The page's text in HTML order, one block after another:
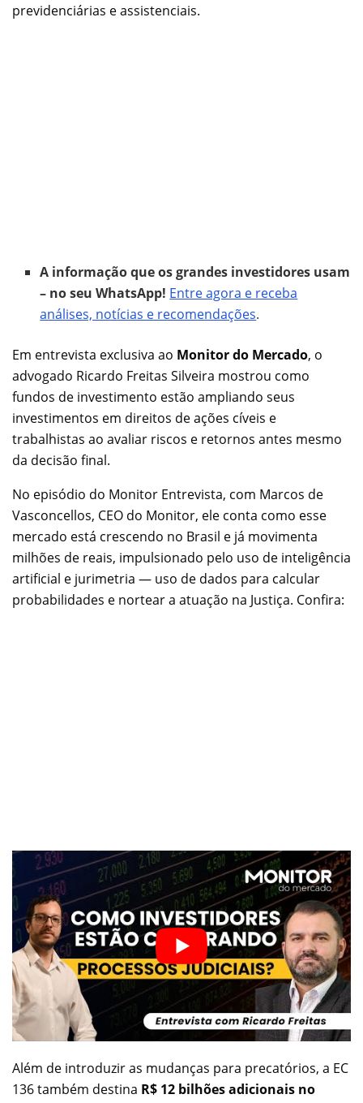
previdenciárias e assistenciais.
A informação que os grandes investidores usam
– no seu WhatsApp! Entre agora e receba
análises, notícias e recomendações.
Em entrevista exclusiva ao Monitor do Mercado, o
advogado Ricardo Freitas Silveira mostrou como
fundos de investimento estão ampliando seus
investimentos em direitos de ações cíveis e
trabalhistas ao avaliar riscos e retornos antes mesmo
da decisão final.
No episódio do Monitor Entrevista, com Marcos de
Vasconcellos, CEO do Monitor, ele conta como esse
mercado está crescendo no Brasil e já movimenta
milhões de reais, impulsionado pelo uso de inteligência
artificial e jurimetria — uso de dados para calcular
probabilidades e nortear a atuação na Justiça. Confira:
Além de introduzir as mudanças para precatórios, a EC
136 também destina R$ 12 bilhões adicionais no